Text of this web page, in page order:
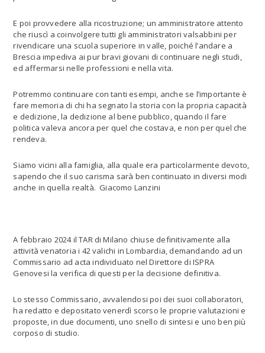
E poi provvedere alla ricostruzione; un amministratore attento
che riuscì a coinvolgere tutti gli amministratori valsabbini per
rivendicare una scuola superiore in valle, poiché l’andare a
Brescia impediva ai pur bravi giovani di continuare negli studi,
ed affermarsi nelle professioni e nella vita.
Potremmo continuare con tanti esempi, anche se l’importante è
fare memoria di chi ha segnato la storia con la propria capacità
e dedizione, la dedizione al bene pubblico, quando il fare
politica valeva ancora per quel che costava, e non per quel che
rendeva.
Siamo vicini alla famiglia, alla quale era particolarmente devoto,
sapendo che il suo carisma sarà ben continuato in diversi modi
anche in quella realtà. Giacomo Lanzini
A febbraio 2024 il TAR di Milano chiuse definitivamente alla
attività venatoria i 42 valichi in Lombardia, demandando ad un
Commissario ad acta individuato nel Direttore di ISPRA
Genovesi la verifica di questi per la decisione definitiva.
Lo stesso Commissario, avvalendosi poi dei suoi collaboratori,
ha redatto e depositato venerdì scorso le proprie valutazioni e
proposte, in due documenti, uno snello di sintesi e uno ben più
corposo di studio.